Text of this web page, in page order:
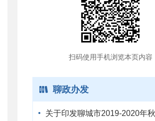
扫码使用手机浏览本页内容
聊政办发
关于印发聊城市2019-2020年